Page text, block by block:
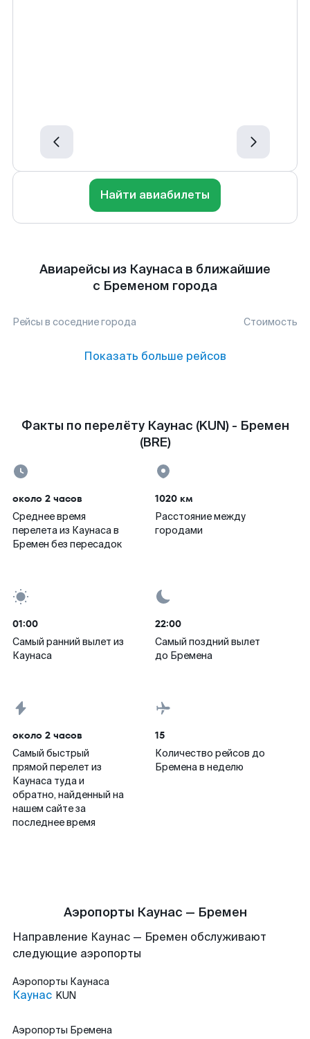
Найти авиабилеты
Авиарейсы из Каунаса в ближайшие
с Бременом города
Рейсы в соседние города Стоимость
Показать больше рейсов
Факты по перелёту Каунас (KUN) - Бремен
(BRE)
около 2 часов
Среднее время
перелета из Каунаса в
Бремен без пересадок
1020 км
Расстояние между
городами
01:00
Самый ранний вылет из
Каунаса
22:00
Самый поздний вылет
до Бремена
около 2 часов
Самый быстрый
прямой перелет из
Каунаса туда и
обратно, найденный на
нашем сайте за
последнее время
15
Количество рейсов до
Бремена в неделю
Аэропорты Каунас — Бремен
Направление Каунас — Бремен обслуживают
следующие аэропорты
Аэропорты Каунаса
Каунас KUN
Аэропорты Бремена